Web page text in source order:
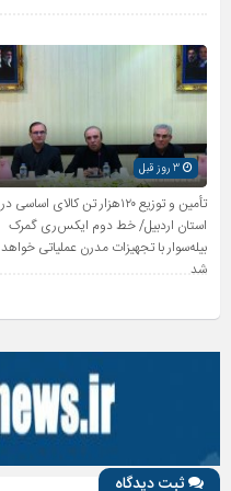
3 روز قبل
تأمین و توزیع ۱۲۰هزار تن کالای اساسی در
استان اردبیل/ خط دوم ایکس‌ری گمرک
بیله‌سوار با تجهیزات مدرن عملیاتی خواهد
شد
ثبت دیدگاه